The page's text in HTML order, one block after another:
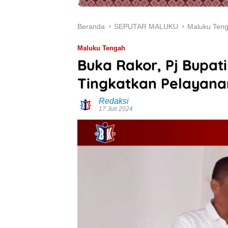
Beranda SEPUTAR MALUKU Maluku
Maluku Tengah
Buka Rakor, Pj
Tingkatkan
Redaksi
17 Juli 2024